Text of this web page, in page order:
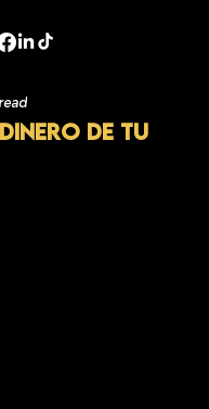
DE TU